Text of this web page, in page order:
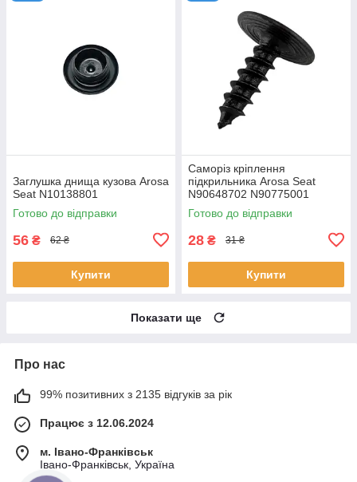
Заглушка днища кузова Arosa
Seat N10138801
Готово до відправки
56 ₴ 62 ₴
Купити
Саморіз кріплення
підкрильника Arosa Seat
N90648702 N90775001
Готово до відправки
28 ₴ 31 ₴
Купити
Показати ще
Про нас
99% позитивних з 2135 відгуків за рік
Працює з 12.06.2024
м. Івано-Франківськ
Івано-Франківськ, Україна